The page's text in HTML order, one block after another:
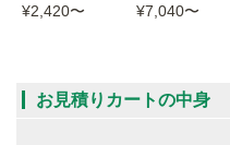
¥2,420〜 ¥7,040〜
お見積りカートの中身